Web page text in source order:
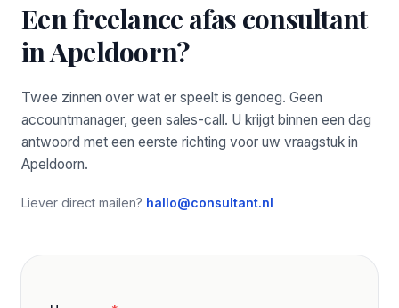
Een freelance afas consultant
in Apeldoorn?
Twee zinnen over wat er speelt is genoeg. Geen
accountmanager, geen sales-call. U krijgt binnen een dag
antwoord met een eerste richting voor uw vraagstuk in
Apeldoorn.
Liever direct mailen? hallo@consultant.nl